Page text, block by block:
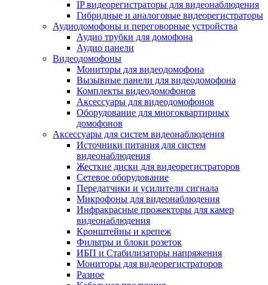
IP видеорегистраторы для видеонаблюдения
Гибридные и аналоговые видеорегистраторы
Аудиодомофоны и переговорные устройства
Аудио трубки для домофона
Аудио панели
Видеодомофоны
Мониторы для видеодомофона
Вызывные панели для видеодомофона
Комплекты видеодомофонов
Аксессуары для видеодомофонов
Оборудование для многоквартирных
домофонов
Аксессуары для систем видеонаблюдения
Источники питания для систем
видеонаблюдения
Жесткие диски для видеорегистраторов
Сетевое оборудование
Передатчики и усилители сигнала
Микрофоны для видеонаблюдения
Инфракрасные прожекторы для камер
видеонаблюдения
Кронштейны и крепеж
Фильтры и блоки розеток
ИБП и Стабилизаторы напряжения
Мониторы для видеорегистраторов
Разное